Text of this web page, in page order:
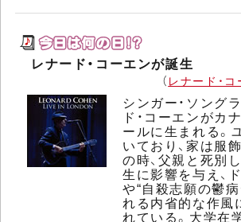
レナード・コーエンが誕生
（ レナード・
シンガー・ソング
ド・コーエンがカ
ールに生まれる。
いており、家は服
の時、父親と死別
生に影響を与え、
や“自殺志願の鬱
れる内省的な作風
れている。大学在